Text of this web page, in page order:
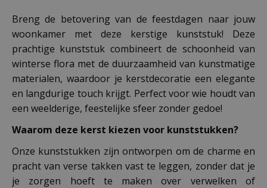
Breng de betovering van de feestdagen naar jouw
woonkamer met deze kerstige kunststuk! Deze
prachtige kunststuk combineert de schoonheid van
winterse flora met de duurzaamheid van kunstmatige
materialen, waardoor je kerstdecoratie een elegante
en langdurige touch krijgt. Perfect voor wie houdt van
een weelderige, feestelijke sfeer zonder gedoe!
Waarom deze kerst kiezen voor kunststukken?
Onze kunststukken zijn ontworpen om de charme en
pracht van verse takken vast te leggen, zonder dat je
je zorgen hoeft te maken over verwelken of